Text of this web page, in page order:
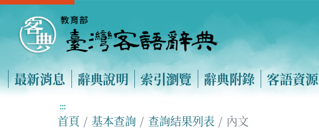
最新消息 辭典說明 索引瀏覽 辭典附錄 客語資源
:::
首頁 基本查詢 查詢結果列表 內文